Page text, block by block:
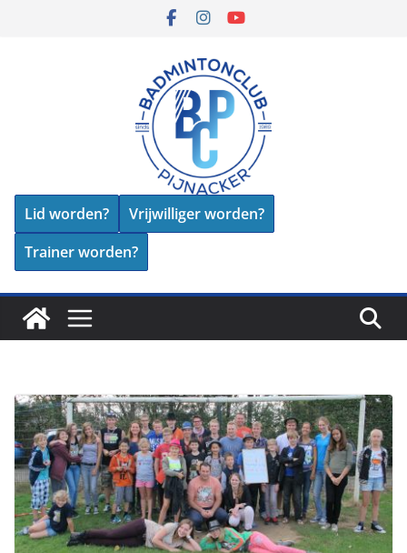
Lid worden?
Vrijwilliger worden?
Trainer worden?